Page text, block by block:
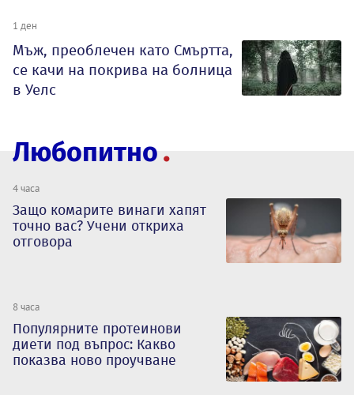
1 ден
Мъж, преоблечен като Смъртта,
се качи на покрива на болница
в Уелс
Любопитно
4 часа
Защо комарите винаги хапят
точно вас? Учени откриха
отговора
8 часа
Популярните протеинови
диети под въпрос: Какво
показва ново проучване